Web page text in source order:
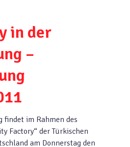
in der
–
findet im Rahmen des
Factory“ der Türkischen
am Donnerstag den